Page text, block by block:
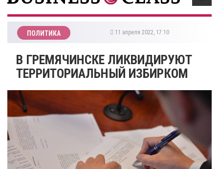
ПОЛИТИКА 11 апреля 2022, 17:10
​В ГРЕМЯЧИНСКЕ ЛИКВИДИРУЮТ
ТЕРРИТОРИАЛЬНЫЙ ИЗБИРКОМ